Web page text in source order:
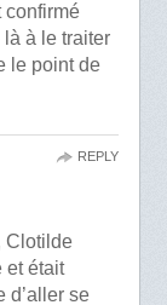
confirmé
à le traiter
le point de
Clotilde
et était
d’aller se
REPLY